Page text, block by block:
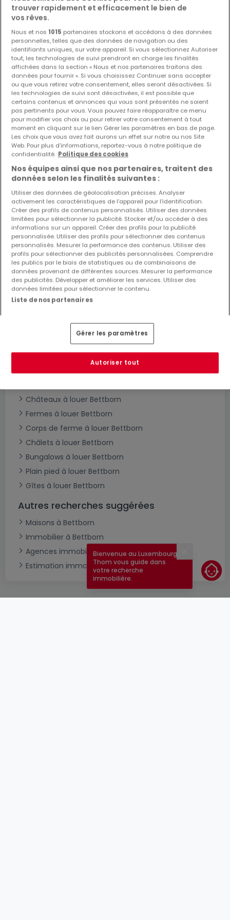
Les nouvelles annonces et baisses de prix en
avant première !
Activez une alerte sur cette recherche pour recevoir les
nouveaux biens ainsi que les changements de prix dans
votre boite email !
Créez une alerte
Maisons en location à proximité
Maisons à louer à Noerdange
Maisons à louer à Useldange
Maisons à louer à Vichten
Modifiez vos critères de recherche pour plus
de résultats
Type de maisons en location à Bettborn
Maisons individuelles à louer Bettborn
Maisons mitoyennes à louer Bettborn
Villas à louer Bettborn
Châteaux à louer Bettborn
Fermes à louer Bettborn
Corps de ferme à louer Bettborn
Châlets à louer Bettborn
Bungalows à louer Bettborn
Plain pied à louer Bettborn
Gîtes à louer Bettborn
Autres recherches suggérées
Maisons à Bettborn
Immobilier à Bettborn
Agences immobilières à Bettborn
Estimation immobilière
Bienvenue au Luxembourg !
Thom vous guide dans
votre recherche
immobilière.
trouver rapidement et efficacement le bien de
vos rêves.
Nous et nos 1015 partenaires stockons et accédons à des données
personnelles, telles que des données de navigation ou des
identifiants uniques, sur votre appareil. Si vous sélectionnez Autoriser
tout, les technologies de suivi prendront en charge les finalités
affichées dans la section « Nous et nos partenaires traitons des
données pour fournir ». Si vous choisissez Continuer sans accepter
ou que vous retirez votre consentement, elles seront désactivées. Si
les technologies de suivi sont désactivées, il est possible que
certains contenus et annonces qui vous sont présentés ne soient
pas pertinents pour vous. Vous pouvez faire réapparaître ce menu
pour modifier vos choix ou pour retirer votre consentement à tout
moment en cliquant sur le lien Gérer les paramètres en bas de page.
Les choix que vous avez fait aurons un effet sur notre ou nos Site
Web. Pour plus d’informations, reportez-vous à notre politique de
confidentialité. Politique des cookies
Nos équipes ainsi que nos partenaires, traitent des
données selon les finalités suivantes :
Utiliser des données de géolocalisation précises. Analyser
activement les caractéristiques de l’appareil pour l’identification.
Créer des profils de contenus personnalisés. Utiliser des données
limitées pour sélectionner la publicité. Stocker et/ou accéder à des
informations sur un appareil. Créer des profils pour la publicité
personnalisée. Utiliser des profils pour sélectionner des contenus
personnalisés. Mesurer la performance des contenus. Utiliser des
profils pour sélectionner des publicités personnalisées. Comprendre
les publics par le biais de statistiques ou de combinaisons de
données provenant de différentes sources. Mesurer la performance
des publicités. Développer et améliorer les services. Utiliser des
données limitées pour sélectionner le contenu.
Liste de nos partenaires
Gérer les paramètres
Autoriser tout